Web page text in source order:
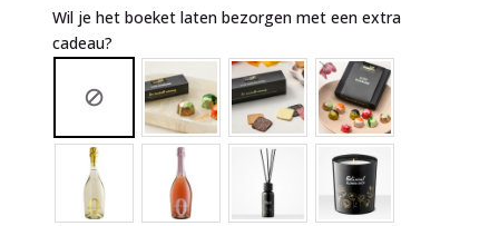
Wil je het boeket laten bezorgen met een extra
cadeau?